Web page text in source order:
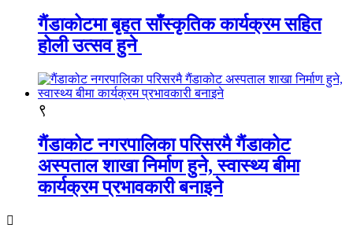
गैंडाकोटमा बृहत साँस्कृतिक कार्यक्रम सहित
होली उत्सव हुने
९
गैंडाकोट नगरपालिका परिसरमै गैंडाकोट
अस्पताल शाखा निर्माण हुने, स्वास्थ्य बीमा
कार्यक्रम प्रभावकारी बनाइने